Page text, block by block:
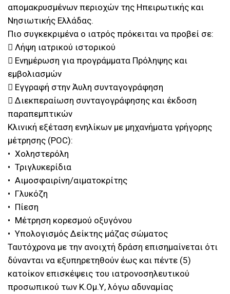
απομακρυσμένων περιοχών της Ηπειρωτικής και
Νησιωτικής Ελλάδας.
Πιο συγκεκριμένα ο ιατρός πρόκειται να προβεί σε:
 Λήψη ιατρικού ιστορικού
 Ενημέρωση για προγράμματα Πρόληψης και
εμβολιασμών
 Εγγραφή στην Άυλη συνταγογράφηση
 Διεκπεραίωση συνταγογράφησης και έκδοση
παραπεμπτικών
Κλινική εξέταση ενηλίκων με μηχανήματα γρήγορης
μέτρησης (POC):
• Χοληστερόλη
• Τριγλυκερίδια
• Αιμοσφαιρίνη/αιματοκρίτης
• Γλυκόζη
• Πίεση
• Μέτρηση κορεσμού οξυγόνου
• Υπολογισμός Δείκτης μάζας σώματος
Ταυτόχρονα με την ανοιχτή δράση επισημαίνεται ότι
δύνανται να εξυπηρετηθούν έως και πέντε (5)
κατοίκον επισκέψεις του ιατρονοσηλευτικού
προσωπικού των Κ.Ομ.Υ, λόγω αδυναμίας